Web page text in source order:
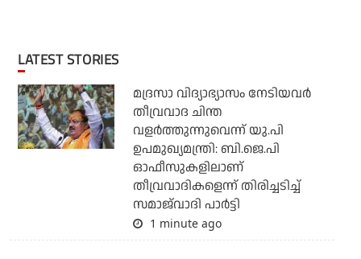
LATEST STORIES
മദ്രസാ വിദ്യാഭ്യാസം നേടിയവര്‍
തീവ്രവാദ ചിന്ത
വളര്‍ത്തുന്നുവെന്ന് യു.പി
ഉപമുഖ്യമന്ത്രി: ബി.ജെ.പി
ഓഫീസുകളിലാണ്
തീവ്രവാദികളെന്ന് തിരിച്ചടിച്ച്
സമാജ്‌വാദി പാര്‍ട്ടി
1 minute ago